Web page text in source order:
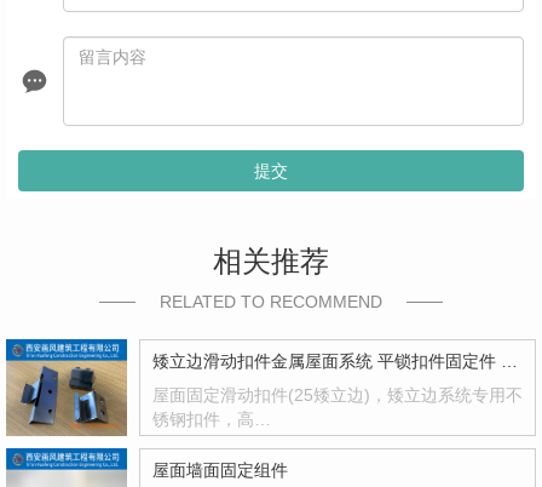
提交
相关推荐
RELATED TO RECOMMEND
屋面固定滑动扣件(25矮立边)，矮立边系统专用不
锈钢扣件，高…
屋面墙面固定组件